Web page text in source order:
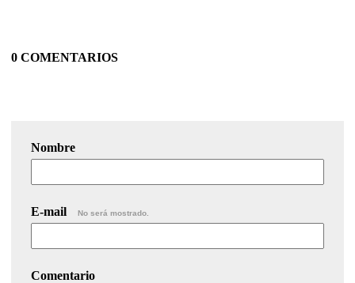
0 COMENTARIOS
Nombre
E-mail No será mostrado.
Comentario